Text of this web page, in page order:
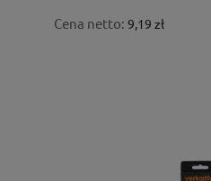
Cena netto: 9,19 zł